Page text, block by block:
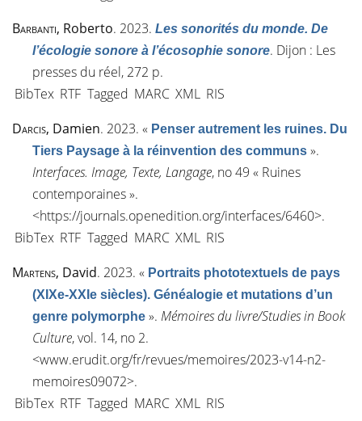
Barbanti, Roberto. 2023. Les sonorités du monde. De
l’écologie sonore à l’écosophie sonore. Dijon : Les
presses du réel, 272 p.
BibTex RTF Tagged MARC XML RIS
Darcis, Damien. 2023. « Penser autrement les ruines. Du
Tiers Paysage à la réinvention des communs ».
Interfaces. Image, Texte, Langage, no49 « Ruines
contemporaines ».
<https://journals.openedition.org/interfaces/6460>.
BibTex RTF Tagged MARC XML RIS
Martens, David. 2023. « Portraits phototextuels de pays
(XIXe-XXIe siècles). Généalogie et mutations d’un
genre polymorphe ». Mémoires du livre/Studies in Book
Culture, vol. 14, no 2.
<www.erudit.org/fr/revues/memoires/2023-v14-n2-
memoires09072>.
BibTex RTF Tagged MARC XML RIS